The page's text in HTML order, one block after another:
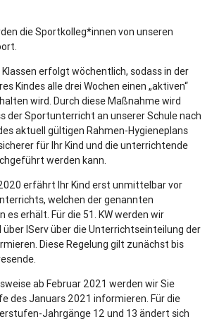
die Sportkolleg*innen von unseren
Klassen erfolgt wöchentlich, sodass in der
Kindes alle drei Wochen einen „aktiven“
wird. Durch diese Maßnahme wird
der Sportunterricht an unserer Schule nach
aktuell gültigen Rahmen-Hygieneplans
für Ihr Kind und die unterrichtende
werden kann.
erfährt Ihr Kind erst unmittelbar vor
welchen der genannten
erhält. Für die 51. KW werden wir
IServ über die Unterrichtseinteilung der
Diese Regelung gilt zunächst bis
ab Februar 2021 werden wir Sie
des Januars 2021 informieren. Für die
Jahrgänge 12 und 13 ändert sich